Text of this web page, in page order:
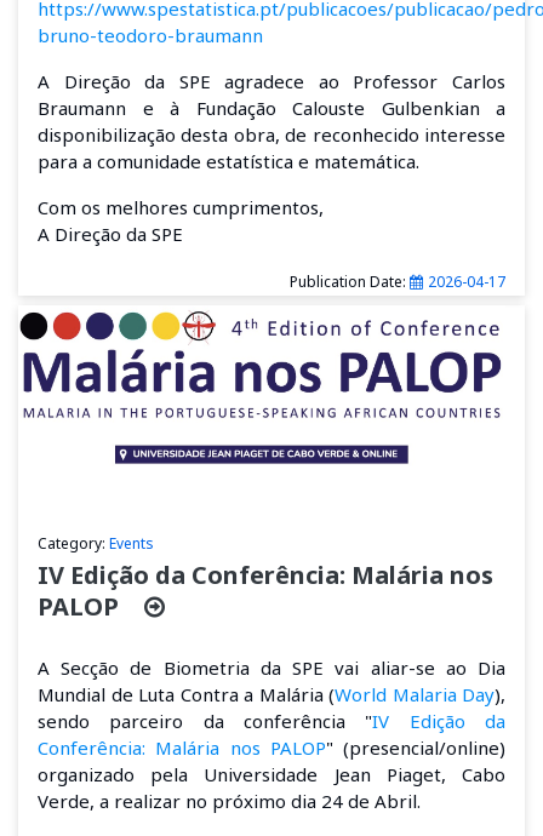
https://www.spestatistica.pt/publicacoes/publicacao/
bruno-teodoro-braumann
A Direção da SPE agradece ao Professor Carlos
Braumann e à Fundação Calouste Gulbenkian a
disponibilização desta obra, de reconhecido interesse
para a comunidade estatística e matemática.
Com os melhores cumprimentos,
A Direção da SPE
Publication Date: 2026-04-17
Category: Events
IV Edição da Conferência: Malária nos
PALOP
A Secção de Biometria da SPE vai aliar-se ao Dia
Mundial de Luta Contra a Malária (World Malaria Day),
sendo parceiro da conferência "IV Edição da
Conferência: Malária nos PALOP" (presencial/online)
organizado pela Universidade Jean Piaget, Cabo
Verde, a realizar no próximo dia 24 de Abril.